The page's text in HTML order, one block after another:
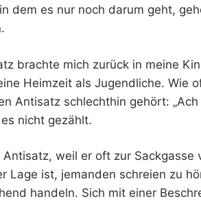
dem es nur noch darum geht,
brachte mich zurück in meine
Heimzeit als Jugendliche. Wie
Antisatz schlechthin gehört:
nicht gezählt.
Antisatz, weil er oft zur Sackgasse
Lage ist, jemanden schreien zu
handeln. Sich mit einer